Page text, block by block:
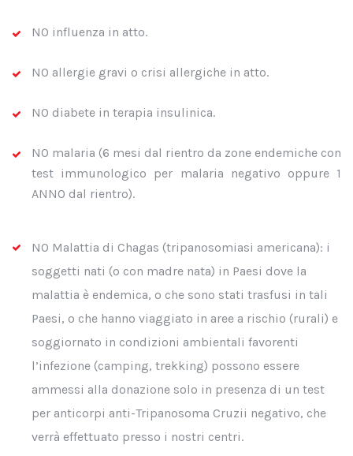
NO influenza in atto.
NO allergie gravi o crisi allergiche in atto.
NO diabete in terapia insulinica.
NO malaria (6 mesi dal rientro da zone endemiche con
test immunologico per malaria negativo oppure 1
ANNO dal rientro).
NO Malattia di Chagas (tripanosomiasi americana): i
soggetti nati (o con madre nata) in Paesi dove la
malattia è endemica, o che sono stati trasfusi in tali
Paesi, o che hanno viaggiato in aree a rischio (rurali) e
soggiornato in condizioni ambientali favorenti
l’infezione (camping, trekking) possono essere
ammessi alla donazione solo in presenza di un test
per anticorpi anti-Tripanosoma Cruzii negativo, che
verrà effettuato presso i nostri centri.